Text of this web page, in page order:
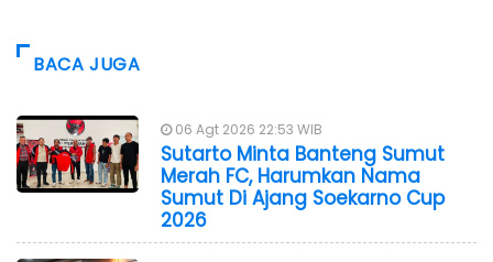
BACA JUGA
06 Agt 2026 22:53 WIB
Sutarto Minta Banteng Sumut
Merah FC, Harumkan Nama
Sumut Di Ajang Soekarno Cup
2026